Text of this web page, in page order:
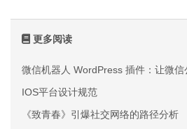
更多阅读
微信机器人 WordPress 插件：让微
IOS平台设计规范
《致青春》引爆社交网络的路径分析